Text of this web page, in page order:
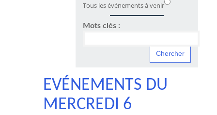
Tous les événements à venir
Mots clés :
EVÉNEMENTS DU
MERCREDI 6